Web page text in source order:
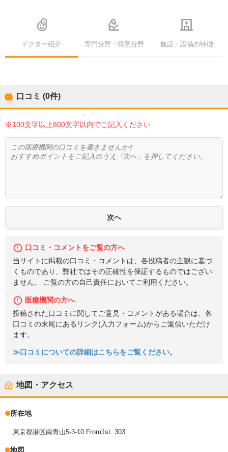
ドクター紹介 専門分野・得意分野 施設・設備の特徴
口コミ (0件)
※100文字以上800文字以内でご記入ください
口コミ・コメントをご覧の方へ
当サイトに掲載の口コミ・コメントは、各投稿者の主観に基づ
くものであり、弊社ではその正確性を保証するものではござい
ません。 ご覧の方の自己責任においてご利用ください。
医療機関の方へ
投稿された口コミに関してご意見・コメントがある場合は、各
口コミの末尾にあるリンク(入力フォーム)からご返信いただけ
ます。
≫口コミについての詳細はこちらをご覧ください。
地図・アクセス
所在地
東京都港区南青山5-3-10 From1st. 303
地図